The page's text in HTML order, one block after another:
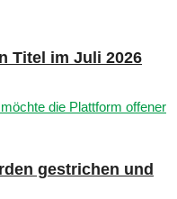
Titel im Juli 2026
gestrichen und